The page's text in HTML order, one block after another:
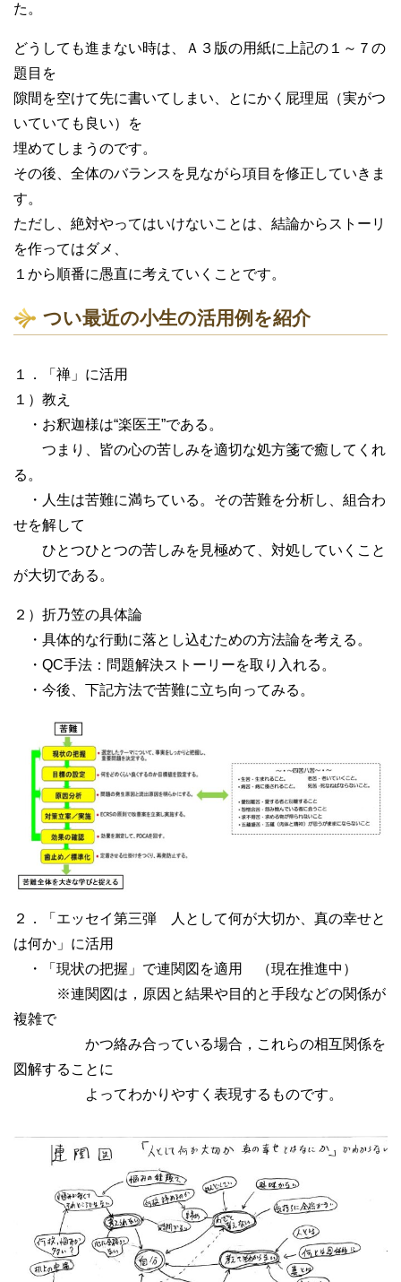
た。
どうしても進まない時は、Ａ３版の用紙に上記の１～７の
題目を
隙間を空けて先に書いてしまい、とにかく屁理屈（実がつ
いていても良い）を
埋めてしまうのです。
その後、全体のバランスを見ながら項目を修正していきま
す。
ただし、絶対やってはいけないことは、結論からストーリ
を作ってはダメ、
１から順番に愚直に考えていくことです。
つい最近の小生の活用例を紹介
１．「禅」に活用
１）教え
・お釈迦様は“楽医王”である。
つまり、皆の心の苦しみを適切な処方箋で癒してくれ
る。
・人生は苦難に満ちている。その苦難を分析し、組合わ
せを解して
ひとつひとつの苦しみを見極めて、対処していくこと
が大切である。
２）折乃笠の具体論
・具体的な行動に落とし込むための方法論を考える。
・QC手法：問題解決ストーリーを取り入れる。
・今後、下記方法で苦難に立ち向ってみる。
２．「エッセイ第三弾 人として何が大切か、真の幸せと
は何か」に活用
・「現状の把握」で連関図を適用 （現在推進中）
※連関図は，原因と結果や目的と手段などの関係が
複雑で
かつ絡み合っている場合，これらの相互関係を
図解することに
よってわかりやすく表現するものです。